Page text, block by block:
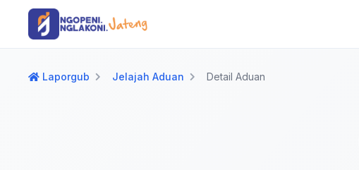
Langsung ke konten utama
Langsung ke navigasi
Laporgub Jelajah Aduan Detail Aduan